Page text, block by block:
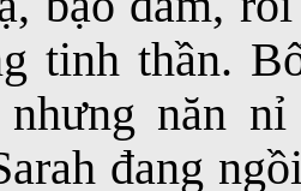
tinh thần.
nhưng năn
đang